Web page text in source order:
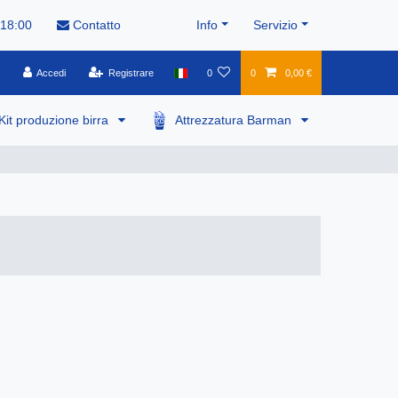
Contatto Info Servizio
Accedi Registrare 0 0 0,00 €
produzione birra Attrezzatura Barman